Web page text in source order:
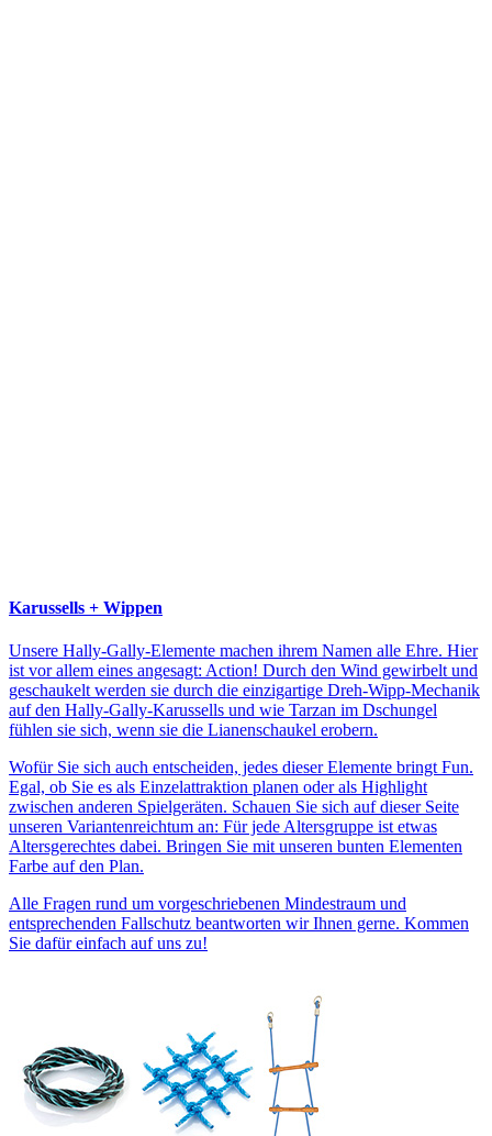
Karussells + Wippen
Unsere Hally-Gally-Elemente machen ihrem Namen alle Ehre. Hier
ist vor allem eines angesagt: Action! Durch den Wind gewirbelt und
geschaukelt werden sie durch die einzigartige Dreh-Wipp-Mechanik
auf den Hally-Gally-Karussells und wie Tarzan im Dschungel
fühlen sie sich, wenn sie die Lianenschaukel erobern.
Wofür Sie sich auch entscheiden, jedes dieser Elemente bringt Fun.
Egal, ob Sie es als Einzelattraktion planen oder als Highlight
zwischen anderen Spielgeräten. Schauen Sie sich auf dieser Seite
unseren Variantenreichtum an: Für jede Altersgruppe ist etwas
Altersgerechtes dabei. Bringen Sie mit unseren bunten Elementen
Farbe auf den Plan.
Alle Fragen rund um vorgeschriebenen Mindestraum und
entsprechenden Fallschutz beantworten wir Ihnen gerne. Kommen
Sie dafür einfach auf uns zu!